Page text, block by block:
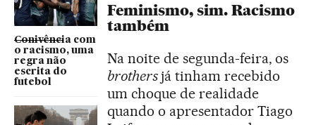
Conivência com
o racismo, uma
regra não
escrita do
futebol
Feminismo, sim. Racismo
também
Na noite de segunda-feira, os
brothersjá tinham recebido
um choque de realidade
quando o apresentador Tiago